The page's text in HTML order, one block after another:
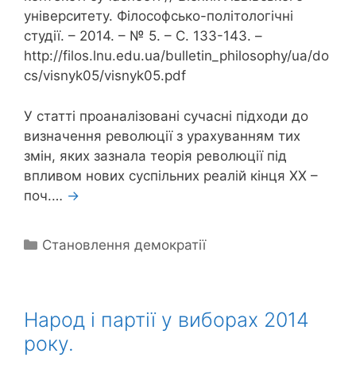
університету. Філософсько-політологічні
студії. – 2014. – № 5. – С. 133-143. –
http://filos.lnu.edu.ua/bulletin_philosophy/ua/do
cs/visnyk05/visnyk05.pdf
У статті проаналізовані сучасні підходи до
визначення революції з урахуванням тих
змін, яких зазнала теорія революції під
впливом нових суспільних реалій кінця ХХ –
поч.… →
Categories
Становлення демократії
Народ і партії у виборах 2014
року.